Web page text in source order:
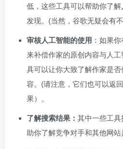
低，这些工具可以帮助你了
发现。(当然，谷歌无疑会有
审核人工智能的使用 ：如果
来补偿作家的原创内容与人
具可以让你大致了解作家是
容。(请注意，它们也可以返
果）。
了解搜索结果： 其中一些工
助你了解竞争对手和其他网站